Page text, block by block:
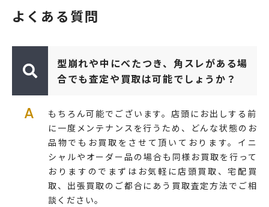
よくある質問
型崩れや中にべたつき、角スレがある場
合でも査定や買取は可能でしょうか？
A
もちろん可能でございます。店頭にお出しする前
に一度メンテナンスを行うため、どんな状態のお
品物でもお買取をさせて頂いております。イニ
シャルやオーダー品の場合も同様お買取を行って
おりますのでまずはお気軽に店頭買取、宅配買
取、出張買取のご都合にあう買取査定方法でご相
談ください。